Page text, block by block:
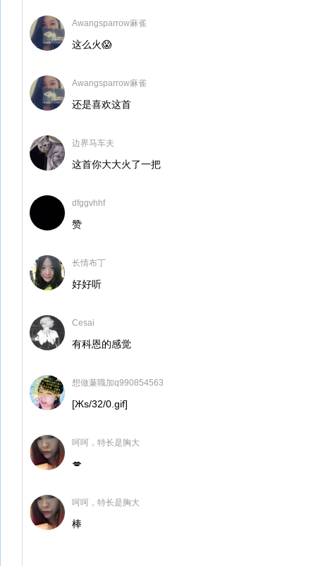
Awangsparrow麻雀
这么火😱
Awangsparrow麻雀
还是喜欢这首
边界马车夫
这首你大大火了一把
dfggvhhf
赞
长情布丁
好好听
Cesai
有科恩的感觉
想做蒹職加q990854563
[Жs/32/0.gif]
呵呵，特长是胸大
💋
呵呵，特长是胸大
棒